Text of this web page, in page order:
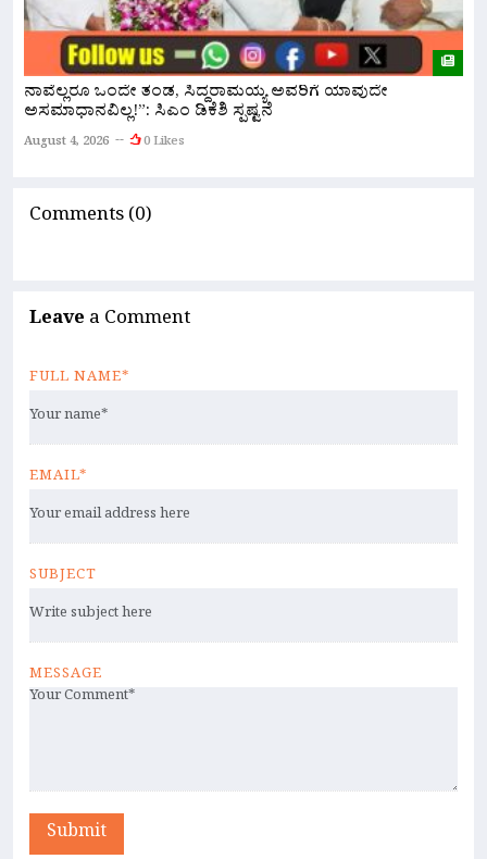
ನಾವೆಲ್ಲರೂ ಒಂದೇ ತಂಡ, ಸಿದ್ದರಾಮಯ್ಯ ಅವರಿಗೆ ಯಾವುದೇ
ಅಸಮಾಧಾನವಿಲ್ಲ!”: ಸಿಎಂ ಡಿಕೆಶಿ ಸ್ಪಷ್ಟನೆ
August 4, 2026 0 Likes
Comments (0)
Leave a Comment
FULL NAME*
EMAIL*
SUBJECT
MESSAGE
Submit